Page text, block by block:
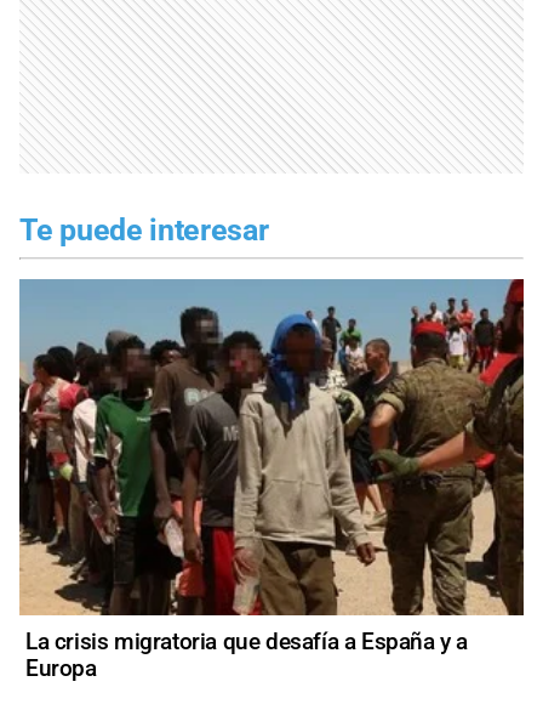
Te puede interesar
La crisis migratoria que desafía a España y a
Europa